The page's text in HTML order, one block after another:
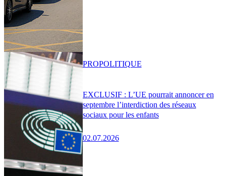
EXCLUSIF : L’UE pourrait annoncer en
septembre l’interdiction des réseaux
sociaux pour les enfants
02.07.2026
PROPOLITIQUE